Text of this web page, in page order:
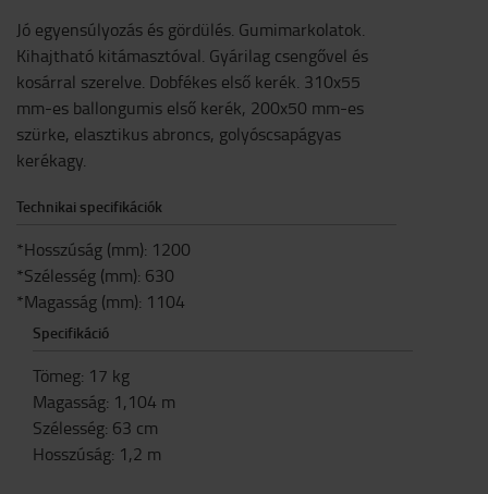
Jó egyensúlyozás és gördülés. Gumimarkolatok.
Kihajtható kitámasztóval. Gyárilag csengővel és
kosárral szerelve. Dobfékes első kerék. 310x55
mm-es ballongumis első kerék, 200x50 mm-es
szürke, elasztikus abroncs, golyóscsapágyas
kerékagy.
Technikai specifikációk
*Hosszúság (mm): 1200
*Szélesség (mm): 630
*Magasság (mm): 1104
Specifikáció
Tömeg: 17 kg
Magasság: 1,104 m
Szélesség: 63 cm
Hosszúság: 1,2 m